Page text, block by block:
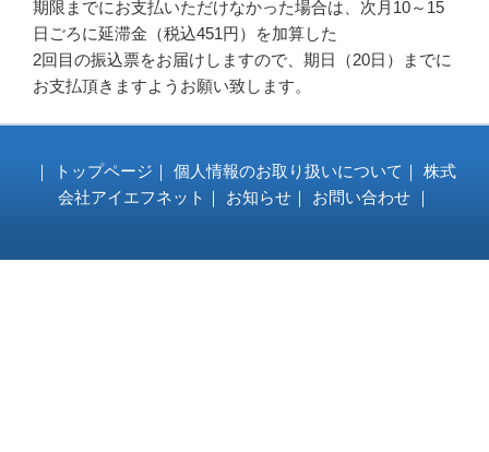
期限までにお支払いただけなかった場合は、次月10～15
日ごろに延滞金（税込451円）を加算した
2回目の振込票をお届けしますので、期日（20日）までに
お支払頂きますようお願い致します。
｜ トップページ ｜ 個人情報のお取り扱いについて ｜ 株式
会社アイエフネット ｜ お知らせ ｜ お問い合わせ ｜